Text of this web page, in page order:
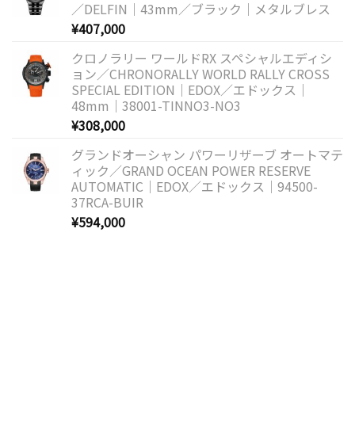
／DELFIN｜43mm／ブラック｜メタルブレス
¥407,000
クロノラリー ワールドRX スペシャルエディシ
ョン／CHRONORALLY WORLD RALLY CROSS
SPECIAL EDITION｜EDOX／エドックス｜
48mm｜38001-TINNO3-NO3
¥308,000
グランドオーシャン パワーリザーブ オートマテ
ィック／GRAND OCEAN POWER RESERVE
AUTOMATIC｜EDOX／エドックス｜94500-
37RCA-BUIR
¥594,000